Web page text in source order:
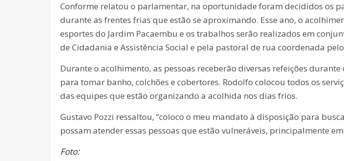
Conforme relatou o parlamentar, na oportunidade foram decididos os
durante as frentes frias que estão se aproximando. Esse ano, o
esportes do Jardim Pacaembu e os trabalhos serão realizados em
de Cidadania e Assistência Social e pela pastoral de rua coordenada
Durante o acolhimento, as pessoas receberão diversas refeições
para tomar banho, colchões e cobertores. Rodolfo colocou todos os
das equipes que estão organizando a acolhida nos dias frios.
Gustavo Pozzi ressaltou, “coloco o meu mandato à disposição para
possam atender essas pessoas que estão vulneráveis, principalmente
Foto: